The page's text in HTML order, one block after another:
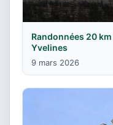
Randonnées 20
Yvelines
9 mars 2026